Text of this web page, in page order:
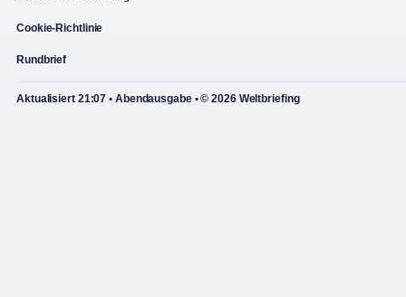
Cookie-Richtlinie
Rundbrief
Aktualisiert 21:07 • Abendausgabe • © 2026 Weltbriefing